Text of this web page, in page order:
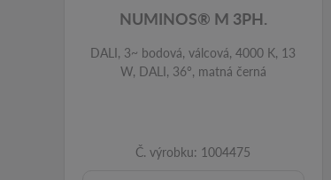
NUMINOS® M 3PH.
DALI, 3~ bodová, válcová, 4000 K, 13
W, DALI, 36°, matná černá
Č. výrobku: 1004475